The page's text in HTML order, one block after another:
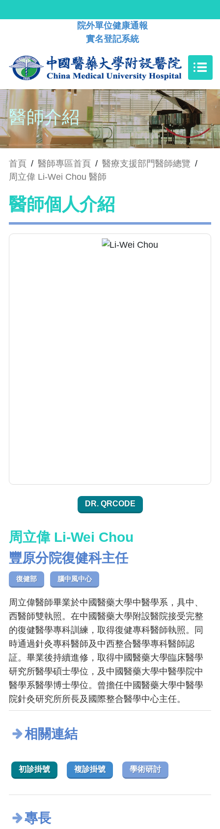
院外單位健康通報
實名登記系統
醫師介紹
首頁 / 醫師專區首頁 / 醫療支援部門醫師總覽 /
周立偉 Li-Wei Chou 醫師
醫師個人介紹
DR. QRCODE
周立偉 Li-Wei Chou
豐原分院復健科主任
復健部 腦中風中心
周立偉醫師畢業於中國醫藥大學中醫學系，具中、
西醫師雙執照。在中國醫藥大學附設醫院接受完整
的復健醫學專科訓練，取得復健專科醫師執照。同
時通過針灸專科醫師及中西整合醫學專科醫師認
証。畢業後持續進修，取得中國醫藥大學臨床醫學
研究所醫學碩士學位，及中國醫藥大學中醫學院中
醫學系醫學博士學位。曾擔任中國醫藥大學中醫學
院針灸研究所所長及國際整合醫學中心主任。
相關連結
初診掛號 複診掛號 學術研討
專長